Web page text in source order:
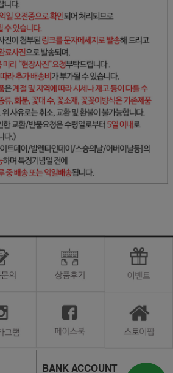
BANK ACCOUNT